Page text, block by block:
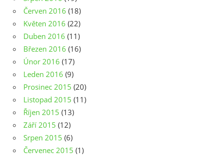
Červen 2016 (18)
Květen 2016 (22)
Duben 2016 (11)
Březen 2016 (16)
Únor 2016 (17)
Leden 2016 (9)
Prosinec 2015 (20)
Listopad 2015 (11)
Říjen 2015 (13)
Září 2015 (12)
Srpen 2015 (6)
Červenec 2015 (1)